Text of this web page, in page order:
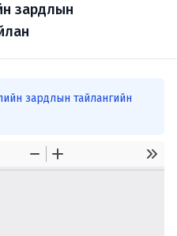
зардлын
зардлын тайлангийн